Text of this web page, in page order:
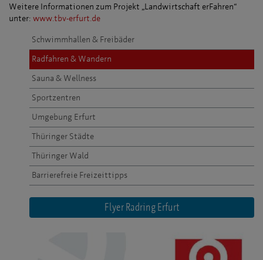
Weitere Informationen zum Projekt „Landwirtschaft erFahren“
unter: www.tbv-erfurt.de
Schwimmhallen & Freibäder
Radfahren & Wandern
Sauna & Wellness
Sportzentren
Umgebung Erfurt
Thüringer Städte
Thüringer Wald
Barrierefreie Freizeittipps
Flyer Radring Erfurt